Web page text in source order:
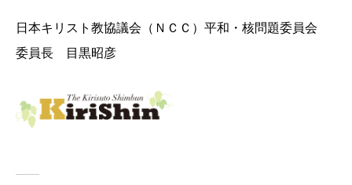
日本キリスト教協議会（ＮＣＣ）平和・核問題委員会
委員長 目黒昭彦